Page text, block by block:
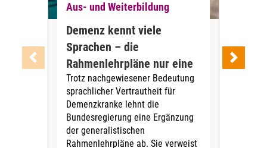
Aus- und Weiterbildung
Demenz kennt viele
Sprachen – die
Rahmenlehrpläne nur eine
Trotz nachgewiesener Bedeutung
sprachlicher Vertrautheit für
Demenzkranke lehnt die
Bundesregierung eine Ergänzung
der generalistischen
Rahmenlehrpläne ab. Sie verweist